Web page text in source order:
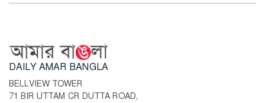
DAILY AMAR BANGLA
BELLVIEW TOWER
71 BIR UTTAM CR DUTTA ROAD,